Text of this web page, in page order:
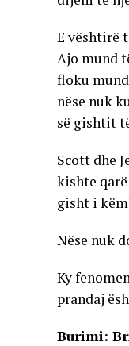
E vështirë
Ajo mund
floku
nëse nuk
së gishtit
Scott dhe
kishte
gisht i
Nëse nuk
Ky
prandaj
Burimi: